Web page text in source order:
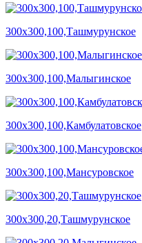
300х300,100,Ташмурунское
300х300,100,Малыгинское
300х300,100,Камбулатовское
300х300,100,Мансуровское
300х300,20,Ташмурунское